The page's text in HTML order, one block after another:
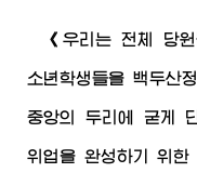
《우리는 전체 당
소년학생들을 백두산
중앙의 두리에 굳게
위업을 완성하기 위